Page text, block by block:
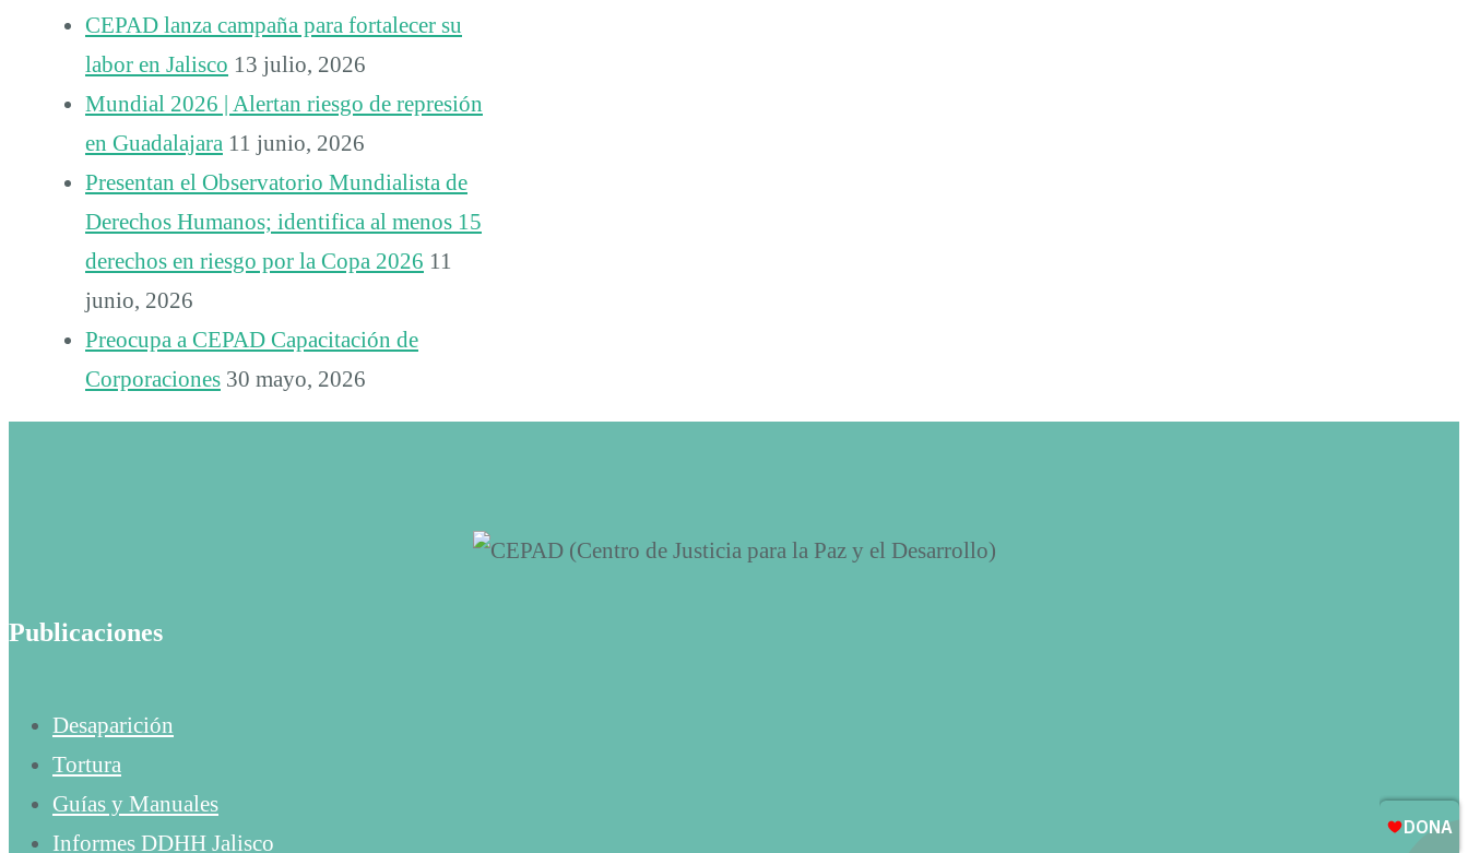
CEPAD lanza campaña para fortalecer su
labor en Jalisco 13 julio, 2026
Mundial 2026 | Alertan riesgo de represión
en Guadalajara 11 junio, 2026
Presentan el Observatorio Mundialista de
Derechos Humanos; identifica al menos 15
derechos en riesgo por la Copa 2026 11
junio, 2026
Preocupa a CEPAD Capacitación de
Corporaciones 30 mayo, 2026
Publicaciones
Desaparición
Tortura
Guías y Manuales
Informes DDHH Jalisco